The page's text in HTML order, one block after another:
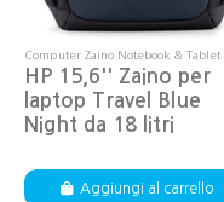
Computer Zaino Notebook & Tablet
HP 15,6'' Zaino per
laptop Travel Blue
Night da 18 litri
Aggiungi al carrello